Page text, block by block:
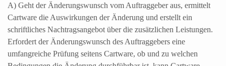
A) Geht der Änderungswunsch vom Auftraggeber aus, ermittelt
Cartware die Auswirkungen der Änderung und erstellt ein
schriftliches Nachtragsangebot über die zusätzlichen Leistungen.
Erfordert der Änderungswunsch des Auftraggebers eine
umfangreiche Prüfung seitens Cartware, ob und zu welchen